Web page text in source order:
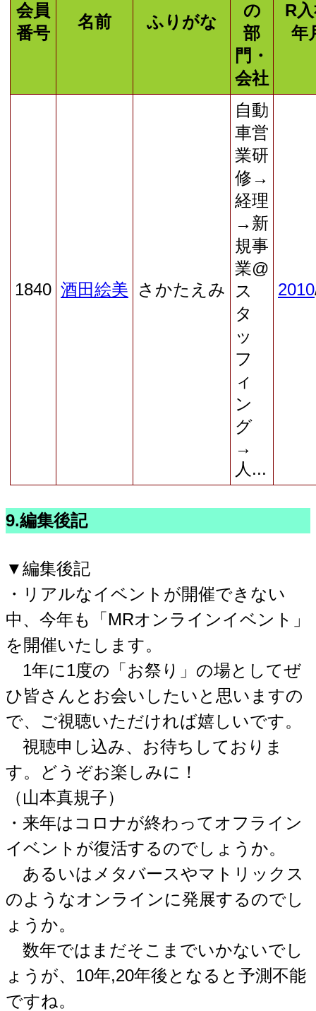
会員
番号
名前 ふりがな
の
部
門・
会社
R
年
1840 酒田絵美 さかたえみ
自動
車営
業研
修→
経理
→新
規事
業@
ス
タ
ッ
フ
ィ
ン
グ
→
人...
2010
9.編集後記
▼編集後記
・リアルなイベントが開催できない
中、今年も「MRオンラインイベント」
を開催いたします。
1年に1度の「お祭り」の場としてぜ
ひ皆さんとお会いしたいと思いますの
で、ご視聴いただければ嬉しいです。
視聴申し込み、お待ちしておりま
す。どうぞお楽しみに！
（山本真規子）
・来年はコロナが終わってオフライン
イベントが復活するのでしょうか。
あるいはメタバースやマトリックス
のようなオンラインに発展するのでし
ょうか。
数年ではまだそこまでいかないでし
ょうが、10年,20年後となると予測不能
ですね。